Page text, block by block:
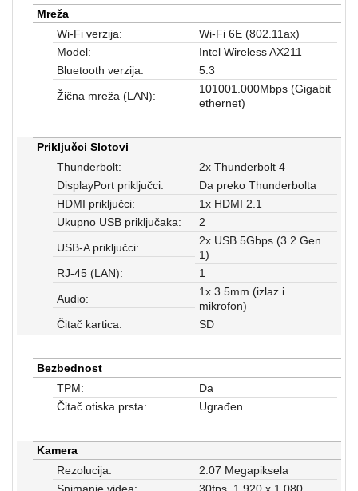
Mreža
Wi-Fi verzija:
Wi-Fi 6E (802.11ax)
Model:
Intel Wireless AX211
Bluetooth verzija:
5.3
Žična mreža (LAN):
101001.000Mbps (Gigabit
ethernet)
Priključci Slotovi
Thunderbolt:
2x Thunderbolt 4
DisplayPort priključci:
Da preko Thunderbolta
HDMI priključci:
1x HDMI 2.1
Ukupno USB priključaka:
2
USB-A priključci:
2x USB 5Gbps (3.2 Gen
1)
RJ-45 (LAN):
1
Audio:
1x 3.5mm (izlaz i
mikrofon)
Čitač kartica:
SD
Bezbednost
TPM:
Da
Čitač otiska prsta:
Ugrađen
Kamera
Rezolucija:
2.07 Megapiksela